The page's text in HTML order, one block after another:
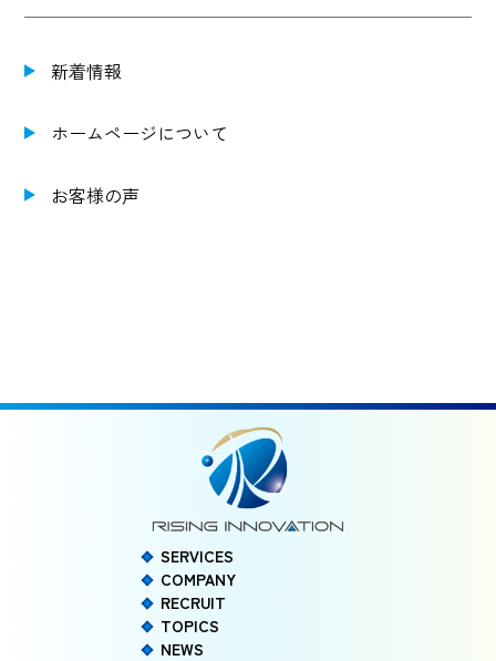
新着情報
ホームページについて
お客様の声
SERVICES
COMPANY
RECRUIT
TOPICS
NEWS